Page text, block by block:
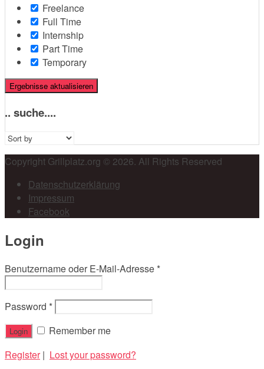
Freelance
Full Time
Internship
Part Time
Temporary
Ergebnisse aktualisieren
.. suche....
Sort
Copyright Grillplatz.org © 2026. All Rights Reserved
Datenschutzerklärung
Impressum
Facebook
Login
Benutzername oder E-Mail-Adresse *
Password *
Remember me
Register| Lost your password?